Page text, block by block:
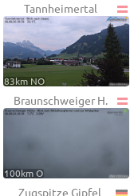
Tannheimertal
83km NO
Braunschweiger H.
100km O
Zugspitze Gipfel